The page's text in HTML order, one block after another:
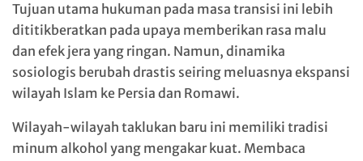
Tujuan utama hukuman pada masa transisi ini lebih
dititikberatkan pada upaya memberikan rasa malu
dan efek jera yang ringan. Namun, dinamika
sosiologis berubah drastis seiring meluasnya ekspansi
wilayah Islam ke Persia dan Romawi.
Wilayah-wilayah taklukan baru ini memiliki tradisi
minum alkohol yang mengakar kuat. Membaca